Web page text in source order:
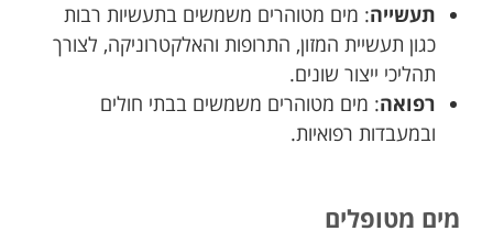
תעשייה: מים מטוהרים משמשים בתעשיות רבות
כגון תעשיית המזון, התרופות והאלקטרוניקה, לצורך
תהליכי ייצור שונים.
רפואה: מים מטוהרים משמשים בבתי חולים
ובמעבדות רפואיות.
מים מטופלים